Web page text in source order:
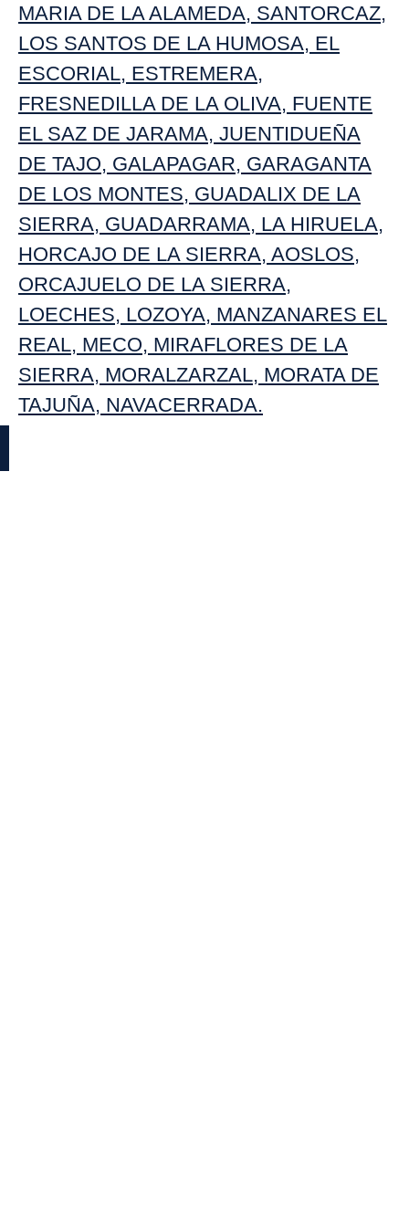
MARIA DE LA ALAMEDA, SANTORCAZ,
LOS SANTOS DE LA HUMOSA, EL
ESCORIAL, ESTREMERA,
FRESNEDILLA DE LA OLIVA, FUENTE
EL SAZ DE JARAMA, JUENTIDUEÑA
DE TAJO, GALAPAGAR, GARAGANTA
DE LOS MONTES, GUADALIX DE LA
SIERRA, GUADARRAMA, LA HIRUELA,
HORCAJO DE LA SIERRA, AOSLOS,
ORCAJUELO DE LA SIERRA,
LOECHES, LOZOYA, MANZANARES EL
REAL, MECO, MIRAFLORES DE LA
SIERRA, MORALZARZAL, MORATA DE
TAJUÑA, NAVACERRADA.